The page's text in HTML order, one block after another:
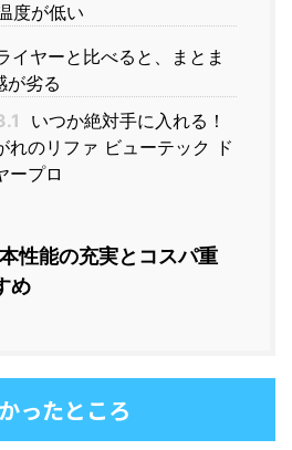
度が低い
イヤーと比べると、まとま
が劣る
いつか絶対手に入れる！
れのリファ ビューテック ド
ープロ
性能の充実とコスパ重
め
ったところ